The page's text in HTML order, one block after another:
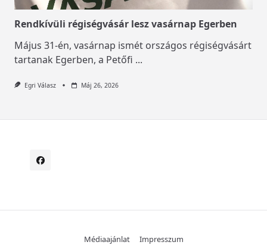
Rendkívüli régiségvásár lesz vasárnap Egerben
Május 31-én, vasárnap ismét országos régiségvásárt
tartanak Egerben, a Petőfi ...
Egri Válasz Máj 26, 2026
Médiaajánlat Impresszum